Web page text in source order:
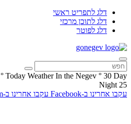
דלג לתפריט ראשי
דלג לתוכן מרכזי
דלג לפוטר
Today Weather In the Negev ° 30 Day
°
25
Night
עקבו אחרינו ב-Facebook
עקבו אחרינו ב-Instagram